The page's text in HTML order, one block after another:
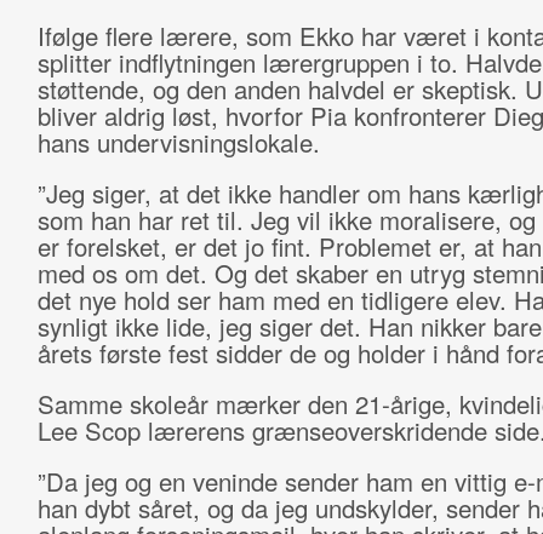
Ifølge flere lærere, som Ekko har været i
splitter indflytningen lærergruppen i to.
støttende, og den anden halvdel er skeptisk.
bliver aldrig løst, hvorfor Pia konfronterer
hans undervisningslokale.
”Jeg siger, at det ikke handler om hans
som han har ret til. Jeg vil ikke moralisere, og
er forelsket, er det jo fint. Problemet er, at
med os om det. Og det skaber en utryg
det nye hold ser ham med en tidligere elev.
synligt ikke lide, jeg siger det. Han nikker
årets første fest sidder de og holder i hånd
Samme skoleår mærker den 21-årige,
Lee Scop lærerens grænseoverskridende
”Da jeg og en veninde sender ham en vittig
han dybt såret, og da jeg undskylder, sender